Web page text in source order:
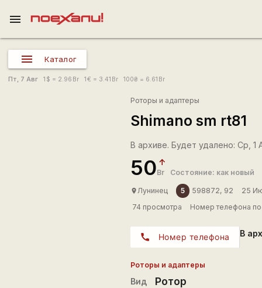
menu
Каталог
Пт, 7 Авг 1 $ = 2.96 Br 1€ = 3.41 Br 100₴ = 6.61 Br
Роторы и адаптеры
Shimano sm rt81
В архиве. Будет удалено: Ср, 1
50Br Состояние: как новый
placeЛунинец 5 598872, 92
25
74 просмотра
Номер телефона
call Номер телефона В
Роторы и адаптеры
Вид Ротор